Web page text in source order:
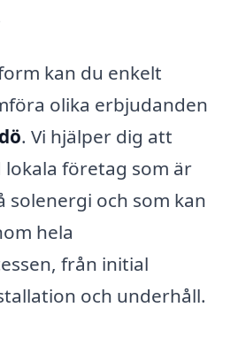
kan du enkelt
olika erbjudanden
. Vi hjälper dig att
företag som är
solenergi och som kan
hela
från initial
och underhåll.